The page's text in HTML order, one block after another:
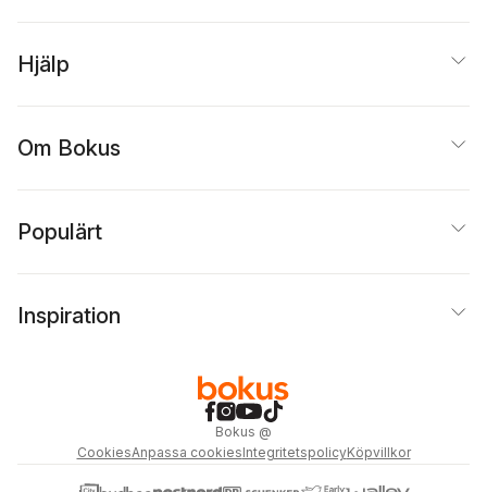
Hjälp
Om Bokus
Populärt
Inspiration
Bokus @
CookiesAnpassa cookiesIntegritetspolicyKöpvillkor